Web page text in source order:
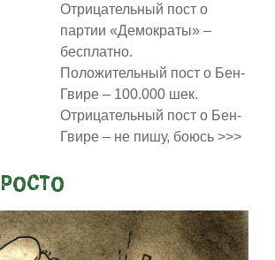
Отрицательный пост о
партии «Демократы» –
бесплатно.
Положительный пост о Бен-
Гвире – 100.000 шек.
Отрицательный пост о Бен-
Гвире – не пишу, боюсь >>>